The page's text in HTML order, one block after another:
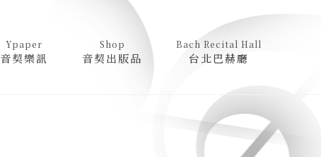
Ypaper
音契樂訊
Shop
音契出版品
Bach Recital Hall
台北巴赫廳